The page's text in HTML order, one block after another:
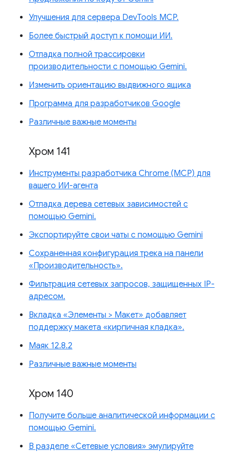
Улучшения для сервера DevTools MCP.
Более быстрый доступ к помощи ИИ.
Отладка полной трассировки
производительности с помощью Gemini.
Изменить ориентацию выдвижного ящика
Программа для разработчиков Google
Различные важные моменты
Хром 141
Инструменты разработчика Chrome (MCP) для
вашего ИИ-агента
Отладка дерева сетевых зависимостей с
помощью Gemini.
Экспортируйте свои чаты с помощью Gemini
Сохраненная конфигурация трека на панели
«Производительность».
Фильтрация сетевых запросов, защищенных IP-
адресом.
Вкладка «Элементы > Макет» добавляет
поддержку макета «кирпичная кладка».
Маяк 12.8.2
Различные важные моменты
Хром 140
Получите больше аналитической информации с
помощью Gemini.
В разделе «Сетевые условия» эмулируйте